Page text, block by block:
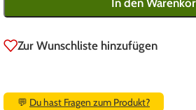
Zur Wunschliste hinzufügen
💬 Du hast Fragen zum Produkt?